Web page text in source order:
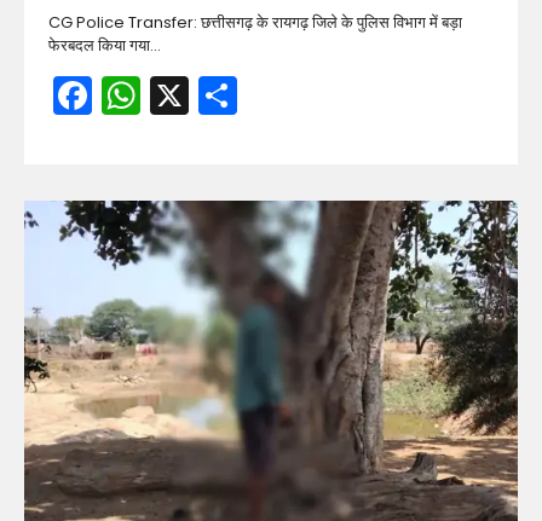
CG Police Transfer: छत्तीसगढ़ के रायगढ़ जिले के पुलिस विभाग में बड़ा
फेरबदल किया गया…
Facebook
WhatsApp
X